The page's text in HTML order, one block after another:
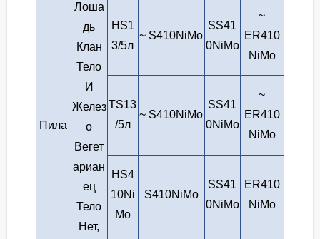
Пила
Лоша
дь
Клан
Тело
И
Желез
о
Вегет
ариан
ец
Тело
Нет,
HS1
3/5л
~ S410NiMo
SS41
0NiMo
~
ER410
NiMo
TS13
/5л
~ S410NiMo
SS41
0NiMo
~
ER410
NiMo
HS4
10Ni
Mo
S410NiMo
SS41
0NiMo
ER410
NiMo